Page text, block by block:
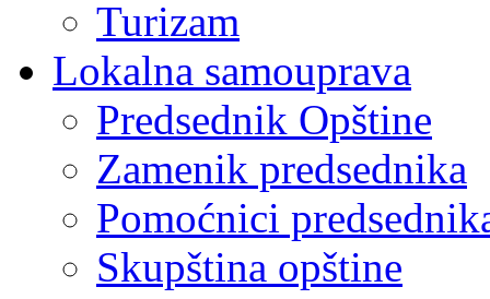
Turizam
Lokalna samouprava
Predsednik Opštine
Zamenik predsednika
Pomoćnici
Skupština opštine